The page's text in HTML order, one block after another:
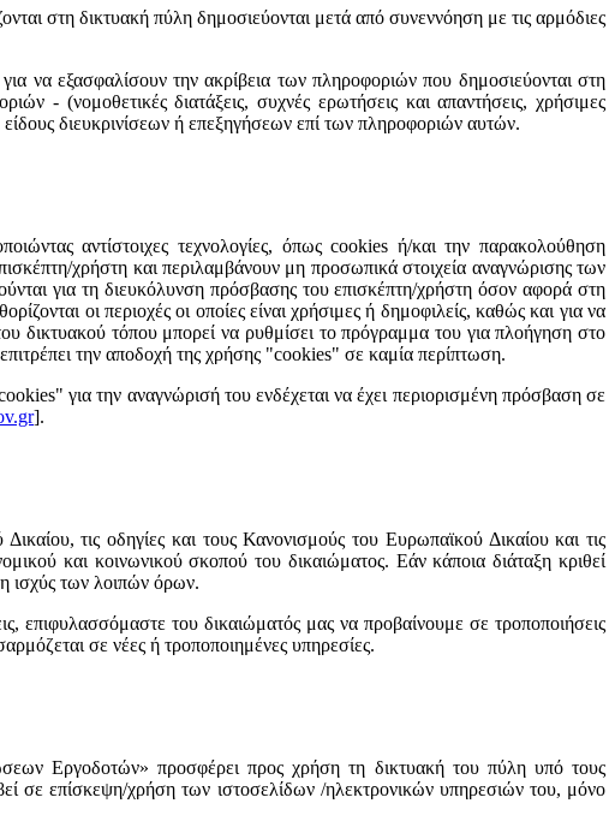
στη δικτυακή πύλη δημοσιεύονται μετά από συνεννόηση με τις αρμόδιες
να εξασφαλίσουν την ακρίβεια των πληροφοριών που δημοσιεύονται στη
- (νομοθετικές διατάξεις, συχνές ερωτήσεις και απαντήσεις, χρήσιμες
διευκρινίσεων ή επεξηγήσεων επί των πληροφοριών αυτών.
αντίστοιχες τεχνολογίες, όπως cookies ή/και την παρακολούθηση
χρήστη και περιλαμβάνουν μη προσωπικά στοιχεία αναγνώρισης των
για τη διευκόλυνση πρόσβασης του επισκέπτη/χρήστη όσον αφορά στη
οι περιοχές οι οποίες είναι χρήσιμες ή δημοφιλείς, καθώς και για να
δικτυακού τόπου μπορεί να ρυθμίσει το πρόγραμμα του για πλοήγηση στο
την αποδοχή της χρήσης "cookies" σε καμία περίπτωση.
για την αναγνώρισή του ενδέχεται να έχει περιορισμένη πρόσβαση σε
].
τις οδηγίες και τους Κανονισμούς του Ευρωπαϊκού Δικαίου και τις
και κοινωνικού σκοπού του δικαιώματος. Εάν κάποια διάταξη κριθεί
ισχύς των λοιπών όρων.
επιφυλασσόμαστε του δικαιώματός μας να προβαίνουμε σε τροποποιήσεις
σε νέες ή τροποποιημένες υπηρεσίες.
Εργοδοτών» προσφέρει προς χρήση τη δικτυακή του πύλη υπό τους
σε επίσκεψη/χρήση των ιστοσελίδων /ηλεκτρονικών υπηρεσιών του, μόνο